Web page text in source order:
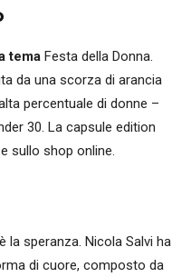
tema Festa della Donna.
da una scorza di arancia
percentuale di donne –
30. La capsule edition
sullo shop online.
la speranza. Nicola Salvi ha
di cuore, composto da